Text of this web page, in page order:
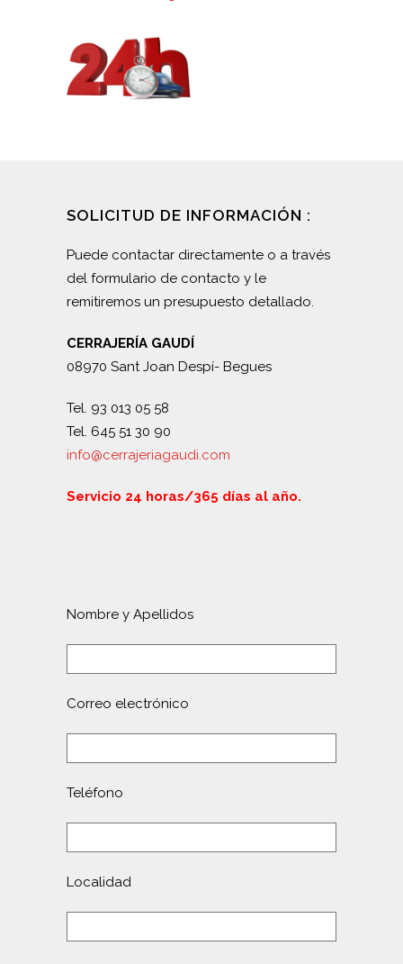
SOLICITUD DE INFORMACIÓN :
Puede contactar directamente o a través
del formulario de contacto y le
remitiremos un presupuesto detallado.
CERRAJERÍA GAUDÍ
08970 Sant Joan Despí- Begues
Tel. 93 013 05 58
Tel. 645 51 30 90
info@cerrajeriagaudi.com
Servicio 24 horas/365 días al año.
Nombre y Apellidos
Correo electrónico
Teléfono
Localidad